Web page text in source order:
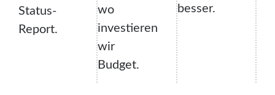
Status-
Report.
wo
investieren
wir
Budget.
besser.